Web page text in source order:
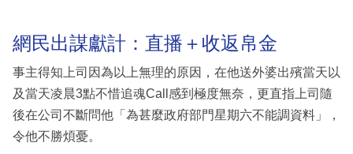
網民出謀獻計：直播＋收返帛金
事主得知上司因為以上無理的原因，在他送外婆出殯當天以
及當天凌晨3點不惜追魂Call感到極度無奈，更直指上司隨
後在公司不斷問他「為甚麼政府部門星期六不能調資料」，
令他不勝煩憂。